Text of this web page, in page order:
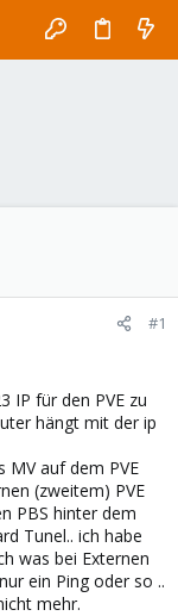
#1
IP für den PVE zu
hängt mit der ip
MV auf dem PVE
(zweitem) PVE
PBS hinter dem
Tunel.. ich habe
was bei Externen
ein Ping oder so ..
mehr.